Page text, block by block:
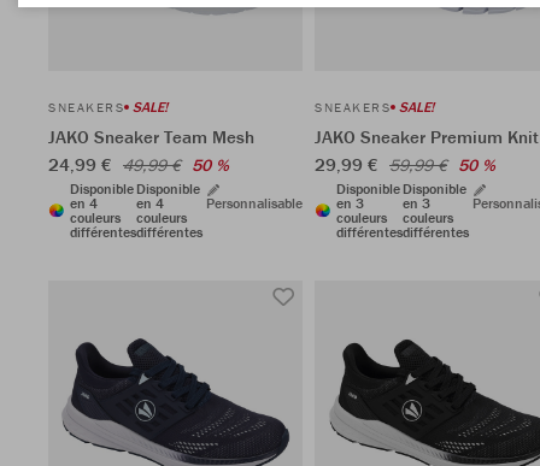
SNEAKERS SALE!
JAKO Sneaker Team Mesh
24,99 € 49,99 € 50 %
Disponible
en 4
couleurs
différentes
Disponible
en 4
couleurs
différentes
Personnalisable
SNEAKERS SALE!
JAKO Sneaker Premium Knit
29,99 € 59,99 € 50 %
Disponible
en 3
couleurs
différentes
Disponible
en 3
couleurs
différentes